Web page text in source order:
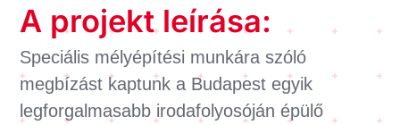
A projekt leírása:
Speciális mélyépítési munkára szóló
megbízást kaptunk a Budapest egyik
legforgalmasabb irodafolyosóján épülő